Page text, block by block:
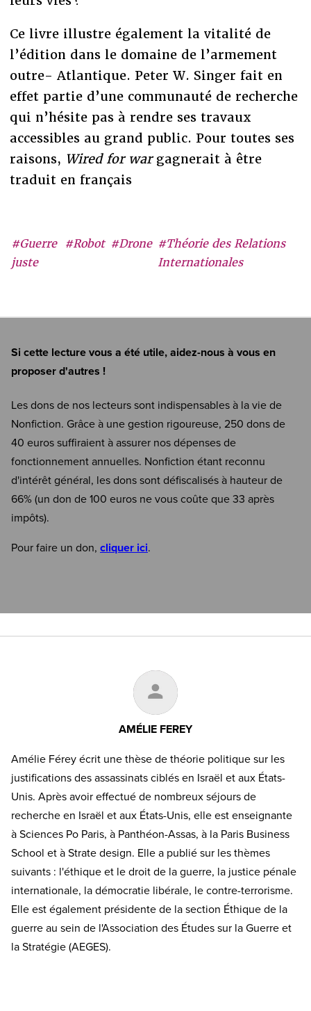
#Guerre
juste
#Robot #Drone #Théorie des Relations
Internationales
Ce livre illustre également la vitalité de
l’édition dans le domaine de l’armement
outre- Atlantique. Peter W. Singer fait en
effet partie d’une communauté de recherche
qui n’hésite pas à rendre ses travaux
accessibles au grand public. Pour toutes ses
raisons, Wired for wargagnerait à être
traduit en français
Si cette lecture vous a été utile, aidez-nous à vous en
proposer d'autres !
Les dons de nos lecteurs sont indispensables à la vie de
Nonfiction. Grâce à une gestion rigoureuse, 250 dons de
40 euros suffiraient à assurer nos dépenses de
fonctionnement annuelles. Nonfiction étant reconnu
d'intérêt général, les dons sont défiscalisés à hauteur de
66% (un don de 100 euros ne vous coûte que 33 après
impôts).
Pour faire un don, cliquer ici.
AMÉLIE FEREY
Amélie Férey écrit une thèse de théorie politique sur les
justifications des assassinats ciblés en Israël et aux États-
Unis. Après avoir effectué de nombreux séjours de
recherche en Israël et aux États-Unis, elle est enseignante
à Sciences Po Paris, à Panthéon-Assas, à la Paris Business
School et à Strate design. Elle a publié sur les thèmes
suivants : l'éthique et le droit de la guerre, la justice pénale
internationale, la démocratie libérale, le contre-terrorisme.
Elle est également présidente de la section Éthique de la
guerre au sein de l'Association des Études sur la Guerre et
la Stratégie (AEGES).